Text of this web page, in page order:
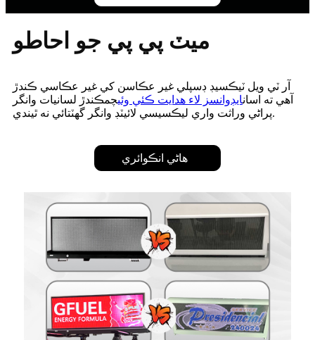
ميٽ پي پي جو احاطو
آر ٽي ويل ٽيڪسيڊ ڊسپلي غير عڪاسن کي غير عڪاسي ڪندڙ
آهي ته اسانايڊوانسز لاء هدايت ڪئي وئيچمڪندڙ لسانيات وانگر
پراڻي وراثت واري ليڪسيسي لائيٽڊ وانگر گهٽتائي نه ٿيندي.
هاڻي انڪوائري